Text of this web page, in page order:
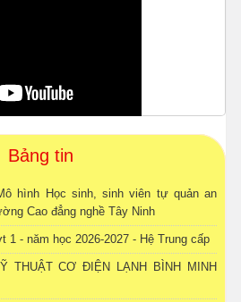
Bảng tin
hình Học sinh, sinh viên tự quản an
Cao đẳng nghề Tây Ninh
1 - năm học 2026-2027 - Hệ Trung cấp
THUẬT CƠ ĐIỆN LẠNH BÌNH MINH